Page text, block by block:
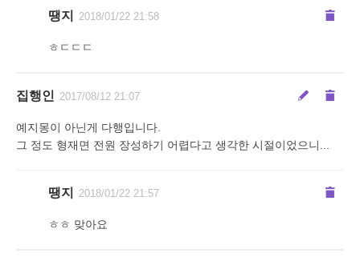
땡지 2018/01/22 21:58
ㅎㄷㄷㄷ
집행인 2017/08/12 21:07
예지몽이 아닌게 다행입니다.
그 정도 형재면 전원 장성하기 어렵다고 생각한 시절이었으니...
땡지 2018/01/22 21:57
ㅎㅎ 맞아요